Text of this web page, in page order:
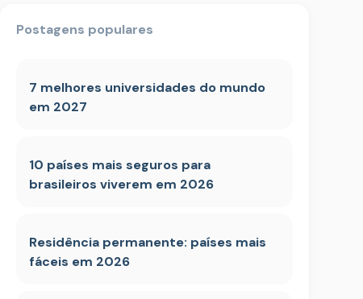
Postagens populares
7 melhores universidades do mundo
em 2027
10 países mais seguros para
brasileiros viverem em 2026
Residência permanente: países mais
fáceis em 2026